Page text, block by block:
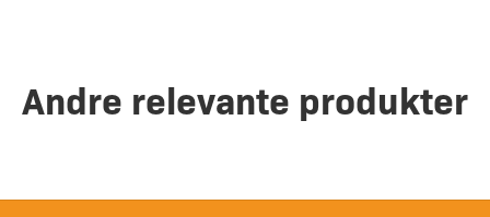
Andre relevante produkter